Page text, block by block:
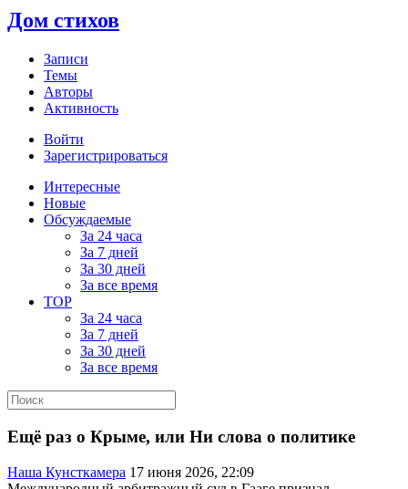
Дом стихов
Записи
Темы
Авторы
Активность
Войти
Зарегистрироваться
Интересные
Новые
Обсуждаемые
За 24 часа
За 7 дней
За 30 дней
За все время
TOP
За 24 часа
За 7 дней
За 30 дней
За все время
Ещё раз о Крыме, или Ни слова о политике
Наша Кунсткамера 17 июня 2026, 22:09